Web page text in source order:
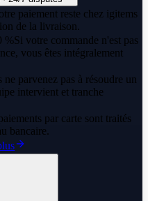
paiement reste chez igitems
de la livraison.
%Si votre commande n'est pas
vous êtes intégralement
ne parvenez pas à résoudre un
intervient et tranche
par carte sont traités
bancaire.